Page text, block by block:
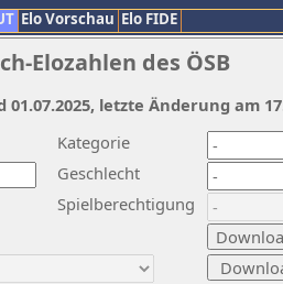
Elo Vorschau Elo FIDE
Elozahlen des ÖSB
Kategorie
Geschlecht
Spielberechtigung
01.07.2025, letzte Änderung am